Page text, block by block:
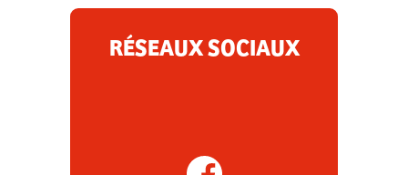
RÉSEAUX SOCIAUX